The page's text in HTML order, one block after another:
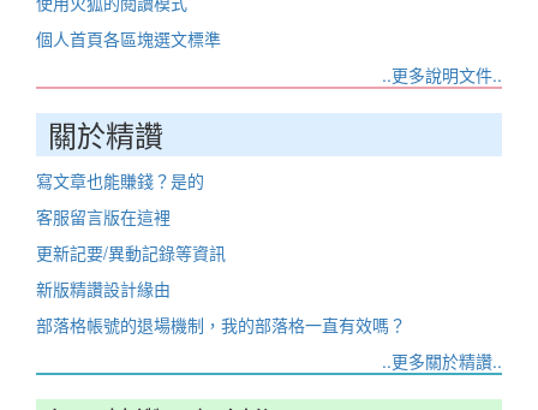
個人首頁各區塊選文標準
..更多說明文件..
關於精讚
寫文章也能賺錢？是的
客服留言版在這裡
更新記要/異動記錄等資訊
新版精讚設計緣由
部落格帳號的退場機制，我的部落格一直有效嗎？
..更多關於精讚..